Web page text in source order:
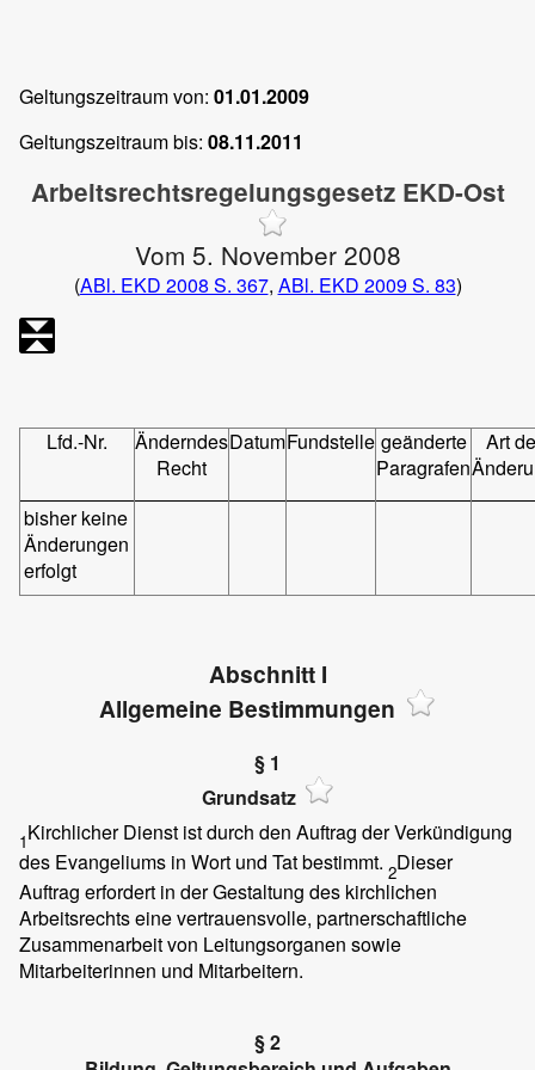
Geltungszeitraum von: 01.01.2009
Geltungszeitraum bis: 08.11.2011
Arbeitsrechtsregelungsgesetz EKD-Ost
Vom 5. November 2008
(ABl. EKD 2008 S. 367, ABl. EKD 2009 S. 83)
Lfd.-Nr.
Änderndes
Recht
DatumFundstelle geänderte
Paragrafen
Art
bisher keine
Änderungen
erfolgt
Abschnitt I
Allgemeine Bestimmungen
§ 1
Grundsatz
1Kirchlicher Dienst ist durch den Auftrag der Verkündigung
des Evangeliums in Wort und Tat bestimmt. 2Dieser
Auftrag erfordert in der Gestaltung des kirchlichen
Arbeitsrechts eine vertrauensvolle, partnerschaftliche
Zusammenarbeit von Leitungsorganen sowie
Mitarbeiterinnen und Mitarbeitern.
§ 2